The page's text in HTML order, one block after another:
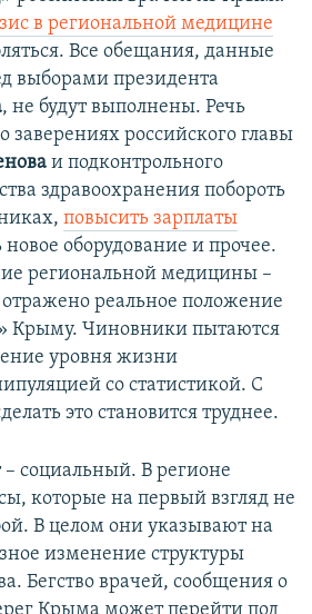
в региональной медицине
Все обещания, данные
выборами президента
, не будут выполнены. Речь
заверениях российского главы
и подконтрольного
здравоохранения побороть
повысить зарплаты
новое оборудование и прочее.
региональной медицины –
реальное положение
Крыму. Чиновники пытаются
уровня жизни
со статистикой. С
это становится труднее.
социальный. В регионе
которые на первый взгляд не
В целом они указывают на
изменение структуры
Бегство врачей, сообщения о